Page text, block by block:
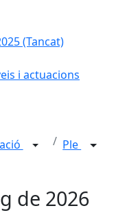
(Tancat)
i actuacions
Ple
de 2026